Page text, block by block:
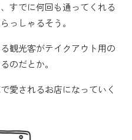
すでに何回も通ってくれる
っしゃるそう。
観光客がテイクアウト用の
のだとか。
愛されるお店になっていく